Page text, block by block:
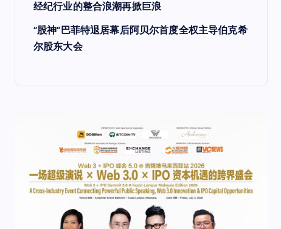
经纪行业的整合浪潮再掀巨浪
“股神”巴菲特退居幕后阿贝尔首度全权主导伯克希
尔股东大会